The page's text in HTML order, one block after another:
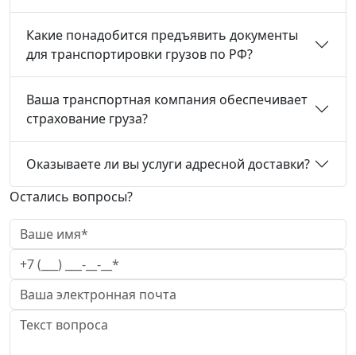
Какие понадобится предъявить документы
для транспортировки грузов по РФ?
Ваша транспортная компания обеспечивает
страхование груза?
Оказываете ли вы услуги адресной доставки?
Остались вопросы?